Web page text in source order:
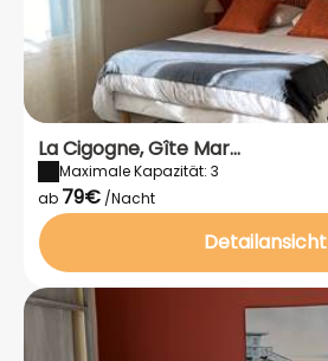
La Cigogne, Gîte Mar...
Maximale Kapazität: 3
ab 79€ /Nacht
Detailansicht